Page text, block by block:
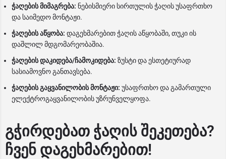
ჭაღების მიმაგრება: ნებისმიერი სირთულის ჭაღის უსაფრთხო
და საიმედო მონტაჟი.
ჭაღების აწყობა: დაგეხმარებით ჭაღის აწყობაში, თუკი ის
დაშლილ მდგომარეობაშია.
ჭაღების დაკიდება/ჩამოკიდება: ზუსტი და ესთეტიურად
სასიამოვნო განთავსება.
ჭაღების გაყვანილობის მონტაჟი: უსაფრთხო და გამართული
ელექტროგაყვანილობის უზრუნველყოფა.
გჭირდებათ ჭაღის შეკეთება?
ჩვენ დაგეხმარებით!